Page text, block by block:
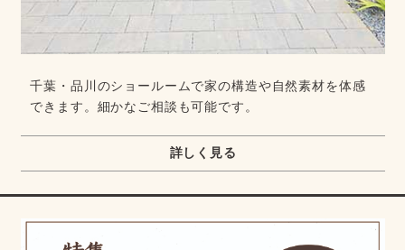
千葉・品川のショールームで家の構造や自然素材を体感
できます。細かなご相談も可能です。
詳しく見る